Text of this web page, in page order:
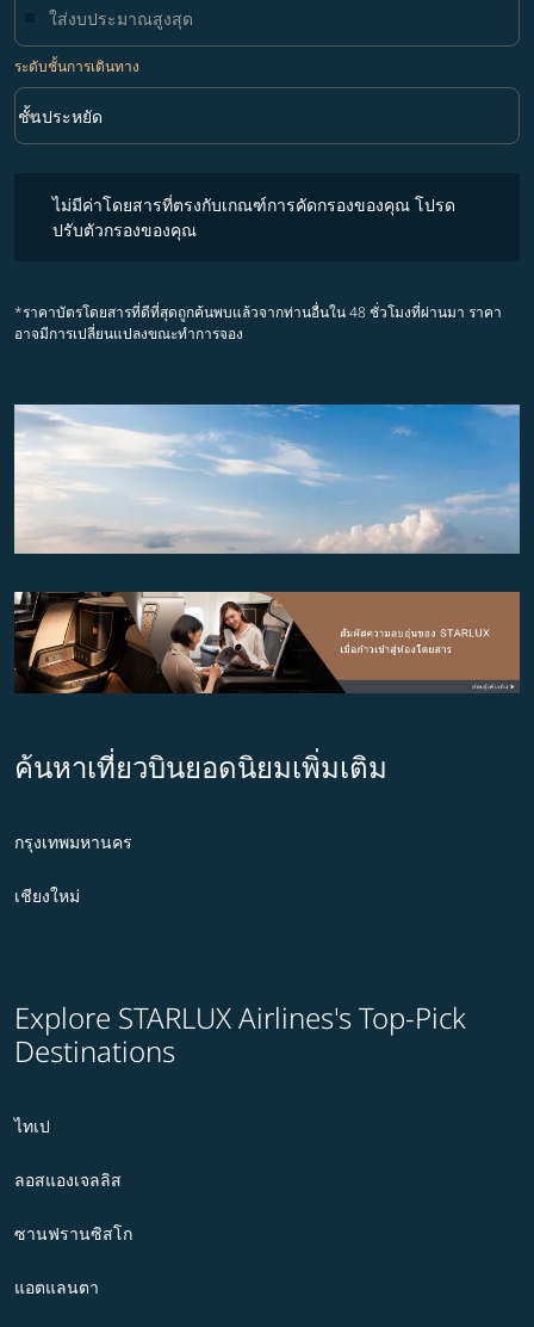
ระดับชั้นการเดินทาง
ระดับชั้นการเดินทาง option ชั้นประหยัด Selected
ชั้นประหยัด
keyboard_arrow_down
ไม่มีค่าโดยสารที่ตรงกับเกณฑ์การคัดกรองของคุณ โปรด
ปรับตัวกรองของคุณ
*ราคาบัตรโดยสารที่ดีที่สุดถูกค้นพบแล้วจากท่านอื่นใน 48 ชั่วโมงที่ผ่านมา ราคา
อาจมีการเปลี่ยนแปลงขณะทำการจอง
ค้นหาเที่ยวบินยอดนิยมเพิ่มเติม
กรุงเทพมหานคร
เชียงใหม่
Explore STARLUX Airlines's Top-Pick
Destinations
ไทเป
ลอสแองเจลลิส
ซานฟรานซิสโก
แอตแลนตา